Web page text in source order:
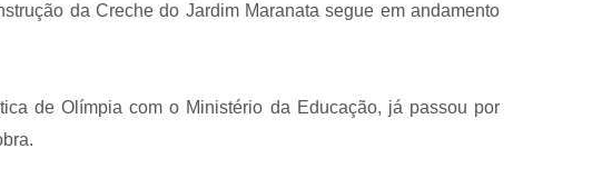
da Creche do Jardim Maranata segue em andamento
de Olímpia com o Ministério da Educação, já passou por